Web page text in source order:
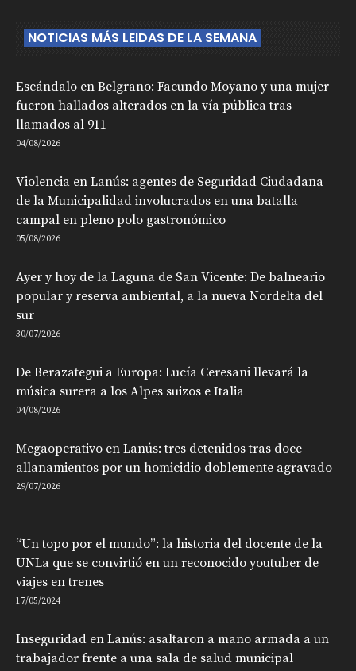
NOTICIAS MÁS LEIDAS DE LA SEMANA
Escándalo en Belgrano: Facundo Moyano y una mujer
fueron hallados alterados en la vía pública tras
llamados al 911
04/08/2026
Violencia en Lanús: agentes de Seguridad Ciudadana
de la Municipalidad involucrados en una batalla
campal en pleno polo gastronómico
05/08/2026
Ayer y hoy de la Laguna de San Vicente: De balneario
popular y reserva ambiental, a la nueva Nordelta del
sur
30/07/2026
De Berazategui a Europa: Lucía Ceresani llevará la
música surera a los Alpes suizos e Italia
04/08/2026
Megaoperativo en Lanús: tres detenidos tras doce
allanamientos por un homicidio doblemente agravado
29/07/2026
“Un topo por el mundo”: la historia del docente de la
UNLa que se convirtió en un reconocido youtuber de
viajes en trenes
17/05/2024
Inseguridad en Lanús: asaltaron a mano armada a un
trabajador frente a una sala de salud municipal